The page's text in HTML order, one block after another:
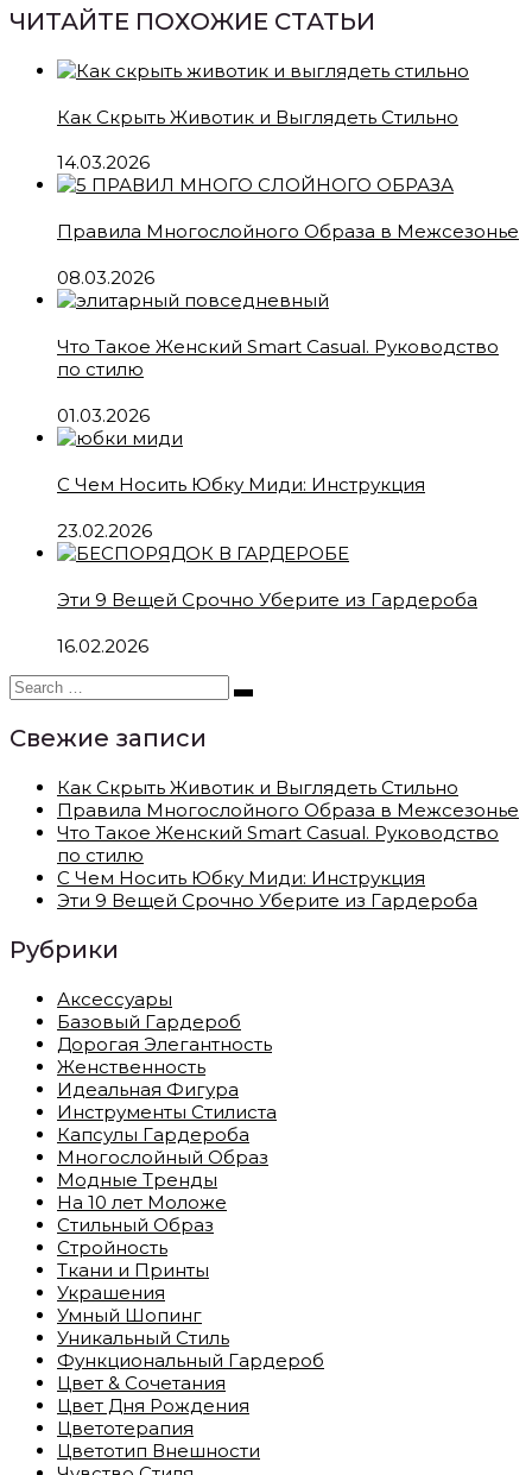
ЧИТАЙТЕ ПОХОЖИЕ СТАТЬИ
Как Скрыть Животик и Выглядеть Стильно
14.03.2026
Правила Многослойного Образа в Межсезонье
08.03.2026
Что Такое Женский Smart Casual. Руководство
по стилю
01.03.2026
С Чем Носить Юбку Миди: Инструкция
23.02.2026
Эти 9 Вещей Срочно Уберите из Гардероба
16.02.2026
Свежие записи
Как Скрыть Животик и Выглядеть Стильно
Правила Многослойного Образа в Межсезонье
Что Такое Женский Smart Casual. Руководство
по стилю
С Чем Носить Юбку Миди: Инструкция
Эти 9 Вещей Срочно Уберите из Гардероба
Рубрики
Аксессуары
Базовый Гардероб
Дорогая Элегантность
Женственность
Идеальная Фигура
Инструменты Стилиста
Капсулы Гардероба
Многослойный Образ
Модные Тренды
На 10 лет Моложе
Стильный Образ
Стройность
Ткани и Принты
Украшения
Умный Шопинг
Уникальный Стиль
Функциональный Гардероб
Цвет & Сочетания
Цвет Дня Рождения
Цветотерапия
Цветотип Внешности